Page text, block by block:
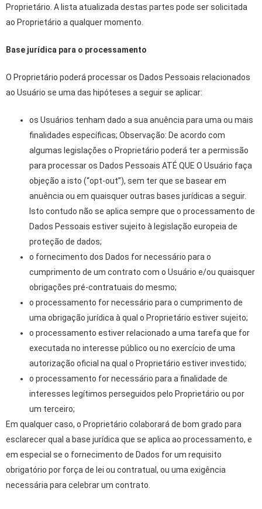
Proprietário. A lista atualizada destas partes pode ser solicitada
ao Proprietário a qualquer momento.
Base jurídica para o processamento
O Proprietário poderá processar os Dados Pessoais relacionados
ao Usuário se uma das hipóteses a seguir se aplicar:
os Usuários tenham dado a sua anuência para uma ou mais
finalidades específicas; Observação: De acordo com
algumas legislações o Proprietário poderá ter a permissão
para processar os Dados Pessoais ATÉ QUE O Usuário faça
objeção a isto (“opt-out”), sem ter que se basear em
anuência ou em quaisquer outras bases jurídicas a seguir.
Isto contudo não se aplica sempre que o processamento de
Dados Pessoais estiver sujeito à legislação europeia de
proteção de dados;
o fornecimento dos Dados for necessário para o
cumprimento de um contrato com o Usuário e/ou quaisquer
obrigações pré-contratuais do mesmo;
o processamento for necessário para o cumprimento de
uma obrigação jurídica à qual o Proprietário estiver sujeito;
o processamento estiver relacionado a uma tarefa que for
executada no interesse público ou no exercício de uma
autorização oficial na qual o Proprietário estiver investido;
o processamento for necessário para a finalidade de
interesses legítimos perseguidos pelo Proprietário ou por
um terceiro;
Em qualquer caso, o Proprietário colaborará de bom grado para
esclarecer qual a base jurídica que se aplica ao processamento, e
em especial se o fornecimento de Dados for um requisito
obrigatório por força de lei ou contratual, ou uma exigência
necessária para celebrar um contrato.